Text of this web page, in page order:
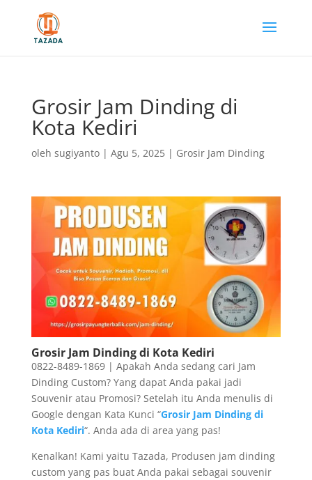
Grosir Jam Dinding di
Kota Kediri
oleh sugiyanto| Agu 5, 2025| Grosir Jam Dinding
Grosir Jam Dinding di Kota Kediri
0822-8489-1869 | Apakah Anda sedang cari Jam
Dinding Custom? Yang dapat Anda pakai jadi
Souvenir atau Promosi? Setelah itu Anda menulis di
Google dengan Kata Kunci “Grosir Jam Dinding di
Kota Kediri“. Anda ada di area yang pas!
Kenalkan! Kami yaitu Tazada, Produsen jam dinding
custom yang pas buat Anda pakai sebagai souvenir